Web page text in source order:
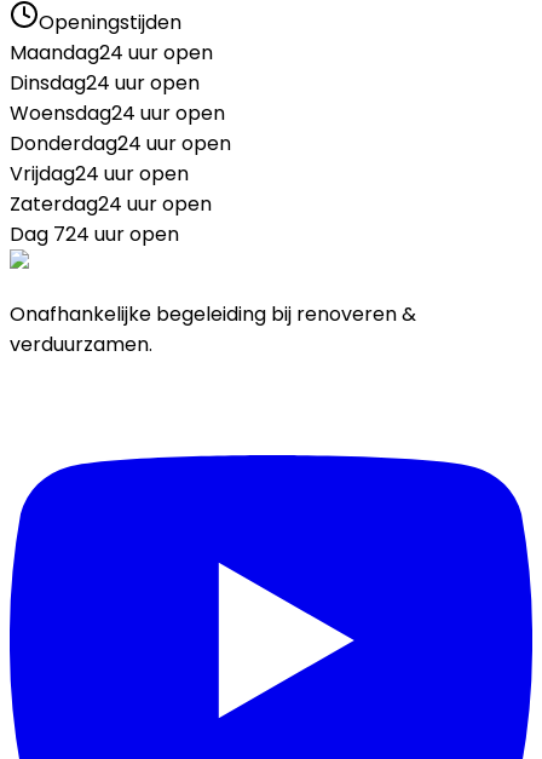
Openingstijden
Maandag24 uur open
Dinsdag24 uur open
Woensdag24 uur open
Donderdag24 uur open
Vrijdag24 uur open
Zaterdag24 uur open
Dag 724 uur open
Onafhankelijke begeleiding bij renoveren &
verduurzamen.